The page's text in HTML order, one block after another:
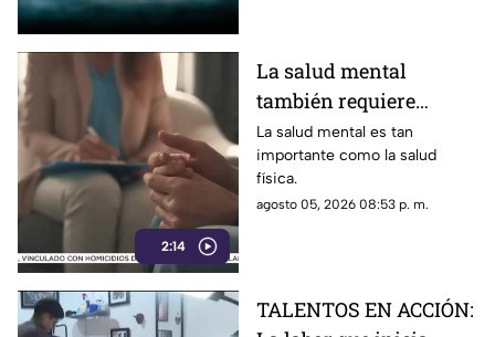
2:14
La salud mental
también requiere
atención
La salud mental es tan
importante como la salud
física.
agosto 05, 2026 08:53 p. m.
TALENTOS EN ACCIÓN: